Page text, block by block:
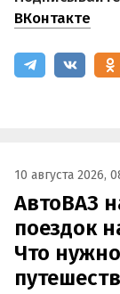
ВКонтакте
10 августа 2026,
АвтоВАЗ
поездок
Что